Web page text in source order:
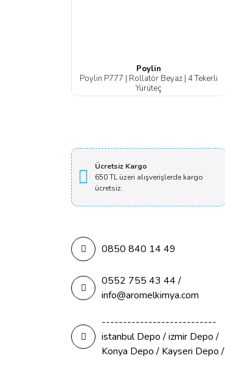
Poylin
Poylin P777 | Rollatör Beyaz | 4 Tekerli
Yürüteç
Ücretsiz Kargo
650 TL üzeri alışverişlerde kargo
ücretsiz.
0850 840 14 49
0552 755 43 44 /
info@aromelkimya.com
---------------------------
istanbul Depo / izmir Depo /
Konya Depo / Kayseri Depo /